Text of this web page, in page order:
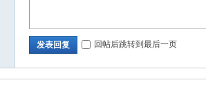
发表回复 回帖后跳转到最后一页